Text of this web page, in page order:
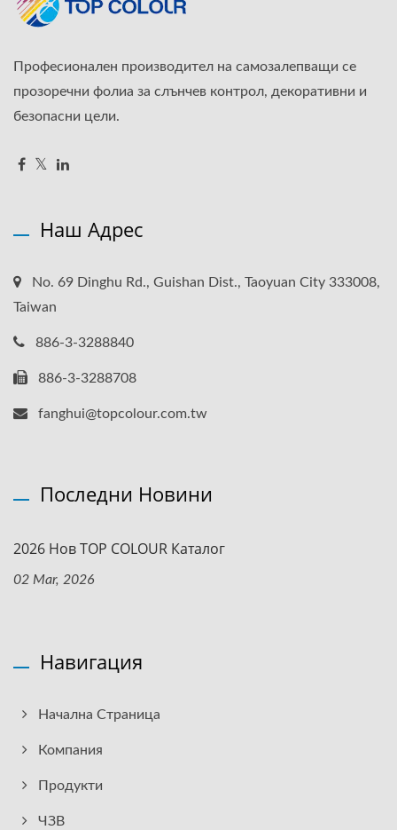
Професионален производител на самозалепващи се
прозоречни фолиа за слънчев контрол, декоративни и
безопасни цели.
Наш Адрес
No. 69 Dinghu Rd., Guishan Dist., Taoyuan City 333008,
Taiwan
886-3-3288840
886-3-3288708
fanghui@topcolour.com.tw
Последни Новини
2026 Нов TOP COLOUR Каталог
02 Mar, 2026
Навигация
Начална Страница
Компания
Продукти
ЧЗВ